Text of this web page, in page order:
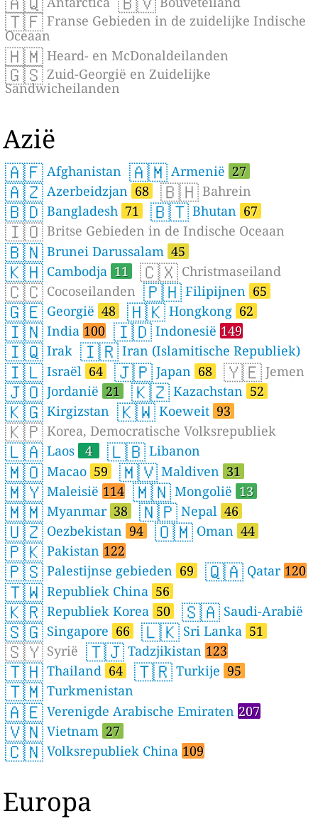
🇹🇫 Franse Gebieden in de zuidelijke Indische
Oceaan
🇭🇲 Heard- en McDonaldeilanden
🇬🇸 Zuid-Georgië en Zuidelijke
Sandwicheilanden
Azië
🇦🇫 Afghanistan 🇦🇲 Armenië 27
🇦🇿 Azerbeidzjan 68 🇧🇭 Bahrein
🇧🇩 Bangladesh 71 🇧🇹 Bhutan 67
🇮🇴 Britse Gebieden in de Indische Oceaan
🇧🇳 Brunei Darussalam 45
🇰🇭 Cambodja 11 🇨🇽 Christmaseiland
🇨🇨 Cocoseilanden 🇵🇭 Filipijnen 65
🇬🇪 Georgië 48 🇭🇰 Hongkong 62
🇮🇳 India 100 🇮🇩 Indonesië 149
🇮🇶 Irak 🇮🇷 Iran (Islamitische Republiek)
🇮🇱 Israël 64 🇯🇵 Japan 68 🇾🇪 Jemen
🇯🇴 Jordanië 21 🇰🇿 Kazachstan 52
🇰🇬 Kirgizstan 🇰🇼 Koeweit 93
🇰🇵 Korea, Democratische Volksrepubliek
🇱🇦 Laos 4 🇱🇧 Libanon
🇲🇴 Macao 59 🇲🇻 Maldiven 31
🇲🇾 Maleisië 114 🇲🇳 Mongolië 13
🇲🇲 Myanmar 38 🇳🇵 Nepal 46
🇺🇿 Oezbekistan 94 🇴🇲 Oman 44
🇵🇰 Pakistan 122
🇵🇸 Palestijnse gebieden 69 🇶🇦 Qatar 120
🇹🇼 Republiek China 56
🇰🇷 Republiek Korea 50 🇸🇦 Saudi-Arabië
🇸🇬 Singapore 66 🇱🇰 Sri Lanka 51
🇸🇾 Syrië 🇹🇯 Tadzjikistan 123
🇹🇭 Thailand 64 🇹🇷 Turkije 95
🇹🇲 Turkmenistan
🇦🇪 Verenigde Arabische Emiraten 207
🇻🇳 Vietnam 27
🇨🇳 Volksrepubliek China 109
Europa